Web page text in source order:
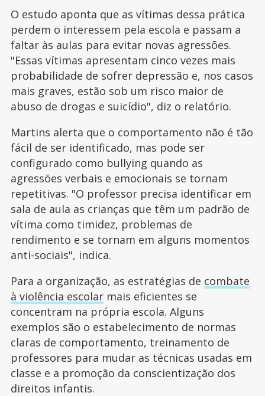
O estudo aponta que as vítimas dessa prática
perdem o interessem pela escola e passam a
faltar às aulas para evitar novas agressões.
"Essas vítimas apresentam cinco vezes mais
probabilidade de sofrer depressão e, nos casos
mais graves, estão sob um risco maior de
abuso de drogas e suicídio", diz o relatório.
Martins alerta que o comportamento não é tão
fácil de ser identificado, mas pode ser
configurado como bullying quando as
agressões verbais e emocionais se tornam
repetitivas. "O professor precisa identificar em
sala de aula as crianças que têm um padrão de
vítima como timidez, problemas de
rendimento e se tornam em alguns momentos
anti-sociais", indica.
Para a organização, as estratégias de combate
à violência escolarmais eficientes se
concentram na própria escola. Alguns
exemplos são o estabelecimento de normas
claras de comportamento, treinamento de
professores para mudar as técnicas usadas em
classe e a promoção da conscientização dos
direitos infantis.